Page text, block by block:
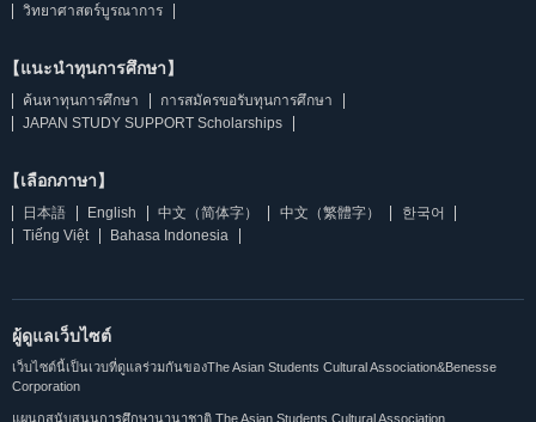
วิทยาศาสตร์บูรณาการ
【แนะนำทุนการศึกษา】
ค้นหาทุนการศึกษา
การสมัครขอรับทุนการศึกษา
JAPAN STUDY SUPPORT Scholarships
【เลือกภาษา】
日本語 English 中文（简体字） 中文（繁體字）
한국어
Tiếng Việt
Bahasa Indonesia
ผู้ดูแลเว็บไซต์
เว็บไซต์นี้เป็นเวบที่ดูแลร่วมกันของThe Asian Students Cultural Association&Benesse
Corporation
แผนกสนับสนุนการศึกษานานาชาติ The Asian Students Cultural Association